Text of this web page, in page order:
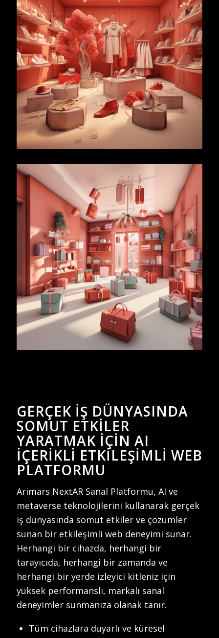
GERÇEK İŞ DÜNYASINDA
SOMUT ETKILER
YARATMAK İÇIN AI
İÇERIKLI ETKILEŞIMLI WEB
PLATFORMU
Arimars NextAR Sanal Platformu, AI ve
metaverse teknolojilerini kullanarak gerçek
iş dünyasında somut etkiler ve çözümler
sunan bir etkileşimli web deneyimi sunar.
Herhangi bir cihazda, herhangi bir
tarayıcıda, herhangi bir zamanda ve
herhangi bir yerde izleyici kitleniz için
yüksek performanslı, markalı sanal
deneyimler sunmanıza olanak tanır.
Tüm cihazlara duyarlı ve küresel